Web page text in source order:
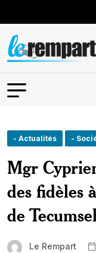
- Actualités -
Mgr
des fidèles
de
Le Rempart